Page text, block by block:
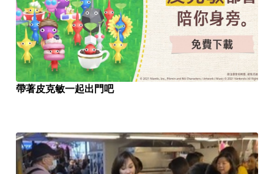
帶著皮克敏一起出門吧